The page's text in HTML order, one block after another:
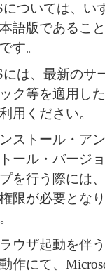
ついては、い
語版であるこ
す。
は、最新のサ
ク等を適用し
用ください。
トール・ア
ール・バージ
を行う際には
限が必要とな
ザ起動を伴
作にて、